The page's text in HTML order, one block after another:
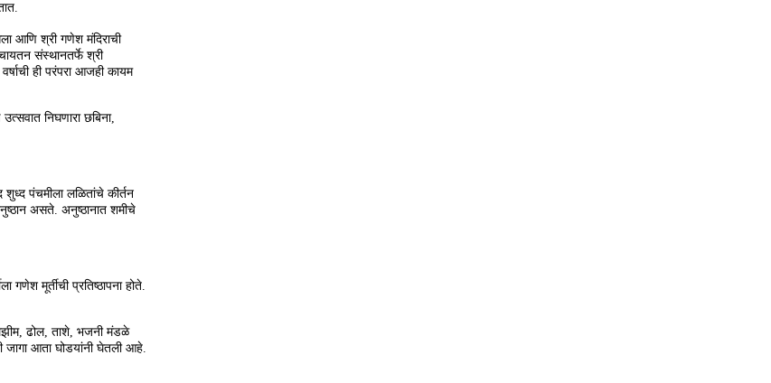
आणि श्री गणेश मंदिराची
संस्‍थानतर्फे श्री
ही परंपरा आजही कायम
निघणारा छबिना,
शुध्‍द पंचमीला लळितांचे कीर्तन
असते. अनुष्‍ठानात शमीचे
मूर्तीची प्रतिष्‍ठापना होते.
ढोल, ताशे, भजनी मंडळे
जागा आता घोडयांनी घेतली आहे.